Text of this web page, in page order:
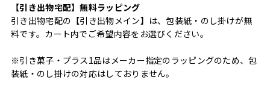
【引き出物宅配】無料ラッピング
引き出物宅配の【引き出物メイン】は、包装紙・のし掛けが無
料です。カート内でご希望内容をお選びください。
※引き菓子・プラス1品はメーカー指定のラッピングのため、包
装紙・のし掛けの対応はしておりません。